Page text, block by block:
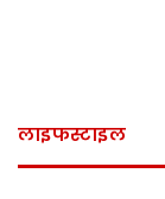
लाइफस्टाइल